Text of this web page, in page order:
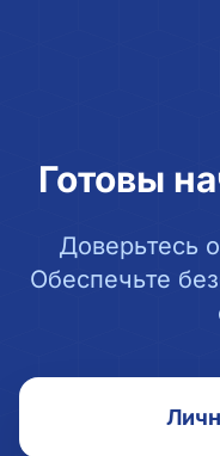
Готовы
Доверьтесь
Обеспечьте